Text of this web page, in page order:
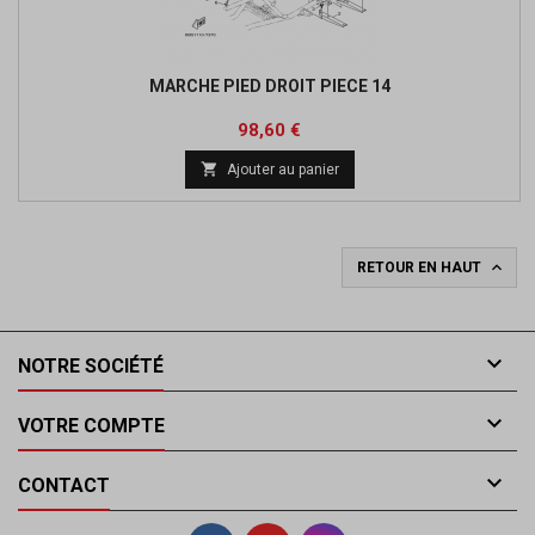
MARCHE PIED DROIT PIECE 14
Prix
98,60 €
base
 Ajouter au panier
RETOUR EN HAUT 
NOTRE SOCIÉTÉ 
VOTRE COMPTE 
CONTACT 